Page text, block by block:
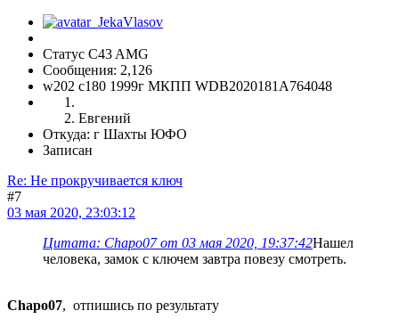
Статус C43 AMG
Сообщения: 2,126
w202 c180 1999г МКПП WDB2020181A764048
Евгений
Откуда: г Шахты ЮФО
Записан
Re: Не прокручивается ключ
#7
03 мая 2020, 23:03:12
Цитата: Chapo07 от 03 мая 2020, 19:37:42Нашел
человека, замок с ключем завтра повезу смотреть.
Chapo07, отпишись по результату